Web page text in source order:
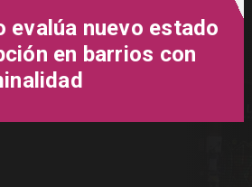
evalúa nuevo estado
en barrios con